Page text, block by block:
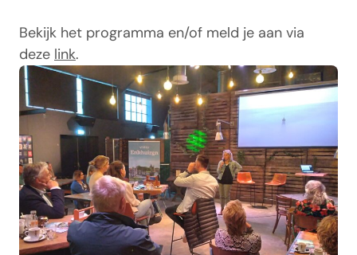
Bekijk het programma en/of meld je aan via
deze link.